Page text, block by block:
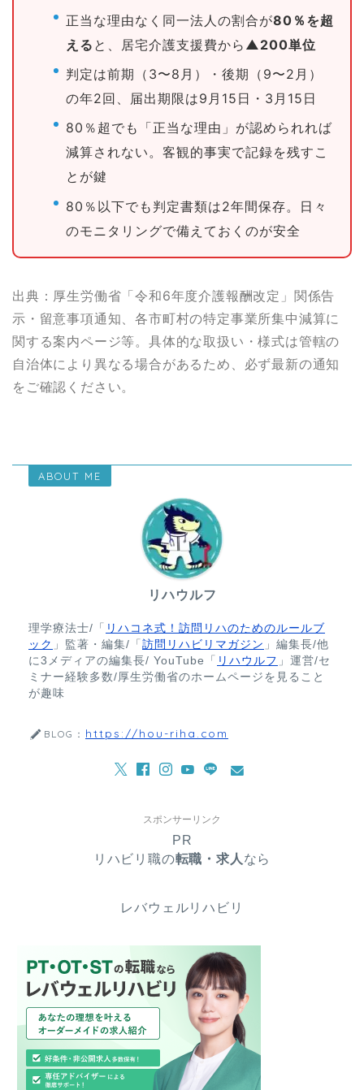
正当な理由なく同一法人の割合が80％を超
える と、居宅介護支援費から ▲200単位
判定は前期（3〜8月）・後期（9〜2月）
の年2回、届出期限は9月15日・3月15日
80％超でも「正当な理由」が認められれば
減算されない。客観的事実で記録を残すこ
とが鍵
80％以下でも判定書類は2年間保存。日々
のモニタリングで備えておくのが安全
出典：厚生労働省「令和6年度介護報酬改定」関係告
示・留意事項通知、各市町村の特定事業所集中減算に
関する案内ページ等。具体的な取扱い・様式は管轄の
自治体により異なる場合があるため、必ず最新の通知
をご確認ください。
ABOUT ME
リハウルフ
理学療法士/「 リハコネ式！訪問リハのためのルールブ
ック 」監著・編集/「 訪問リハビリマガジン 」編集長/他
に3メディアの編集長/ YouTube「 リハウルフ 」運営/セ
ミナー経験多数/厚生労働省のホームページを見ること
が趣味
BLOG： https://hou-riha.com
スポンサーリンク
PR
リハビリ職の転職・求人なら
レバウェルリハビリ